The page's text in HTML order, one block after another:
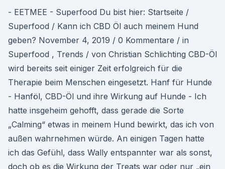
- EETMEE - Superfood Du bist hier: Startseite /
Superfood / Kann ich CBD Öl auch meinem Hund
geben? November 4, 2019 / 0 Kommentare / in
Superfood , Trends / von Christian Schlichting CBD-Öl
wird bereits seit einiger Zeit erfolgreich für die
Therapie beim Menschen eingesetzt. Hanf für Hunde
- Hanföl, CBD-Öl und ihre Wirkung auf Hunde - Ich
hatte insgeheim gehofft, dass gerade die Sorte
„Calming“ etwas in meinem Hund bewirkt, das ich von
außen wahrnehmen würde. An einigen Tagen hatte
ich das Gefühl, dass Wally entspannter war als sonst,
doch ob es die Wirkung der Treats war oder nur „ein